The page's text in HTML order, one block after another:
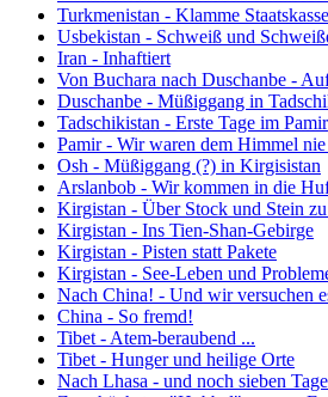
Turkmenistan - Klamme
Usbekistan - Schweiß und
Iran - Inhaftiert
Von Buchara nach Duschanbe -
Duschanbe - Müßiggang in
Tadschikistan - Erste Tage im Pamir
Pamir - Wir waren dem Himmel nie
Osh - Müßiggang (?) in Kirgisistan
Arslanbob - Wir kommen in die
Kirgistan - Über Stock und Stein zu
Kirgistan - Ins Tien-Shan-Gebirge
Kirgistan - Pisten statt Pakete
Kirgistan - See-Leben und
Nach China! - Und wir versuchen
China - So fremd!
Tibet - Atem-beraubend ...
Tibet - Hunger und heilige Orte
Nach Lhasa - und noch sieben